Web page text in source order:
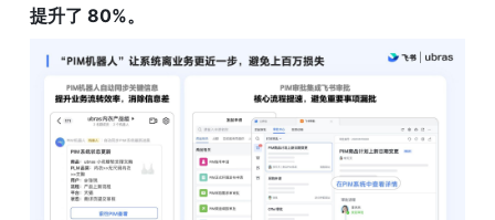
提升了 80%。